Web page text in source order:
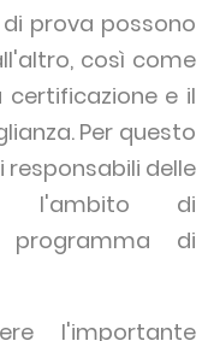
prova possono
così come
e il
Per questo
delle
l'ambito di
programma di
l'importante